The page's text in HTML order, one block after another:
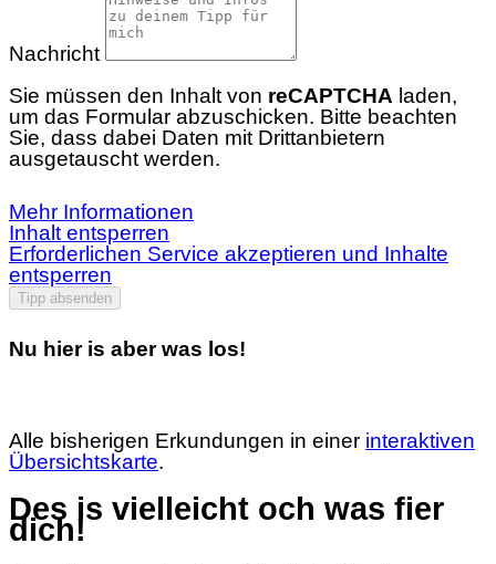
Nachricht
Sie müssen den Inhalt von reCAPTCHA laden,
um das Formular abzuschicken. Bitte beachten
Sie, dass dabei Daten mit Drittanbietern
ausgetauscht werden.
Mehr Informationen
Inhalt entsperren
Erforderlichen Service akzeptieren und Inhalte
entsperren
Tipp absenden
Nu hier is aber was los!
Alle bisherigen Erkundungen in einer interaktiven
Übersichtskarte.
Des is vielleicht och was fier
dich!